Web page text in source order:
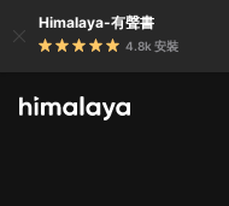
Himalaya-有聲書
4.8k 安裝